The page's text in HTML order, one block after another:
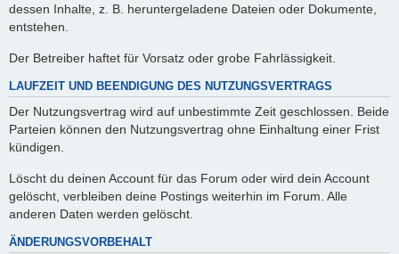
dessen Inhalte, z. B. heruntergeladene Dateien oder Dokumente,
entstehen.
Der Betreiber haftet für Vorsatz oder grobe Fahrlässigkeit.
LAUFZEIT UND BEENDIGUNG DES NUTZUNGSVERTRAGS
Der Nutzungsvertrag wird auf unbestimmte Zeit geschlossen. Beide
Parteien können den Nutzungsvertrag ohne Einhaltung einer Frist
kündigen.
Löscht du deinen Account für das Forum oder wird dein Account
gelöscht, verbleiben deine Postings weiterhin im Forum. Alle
anderen Daten werden gelöscht.
ÄNDERUNGSVORBEHALT